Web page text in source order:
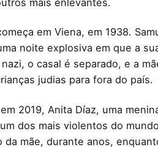
mais enlevantes.
em Viena, em 1938.
noite explosiva em que a
o casal é separado, e a
judias para fora do país.
2019, Anita Díaz, uma
dos mais violentos do
da mãe, durante anos,